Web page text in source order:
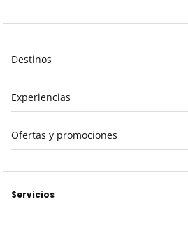
Destinos
Experiencias
Ofertas y promociones
Servicios